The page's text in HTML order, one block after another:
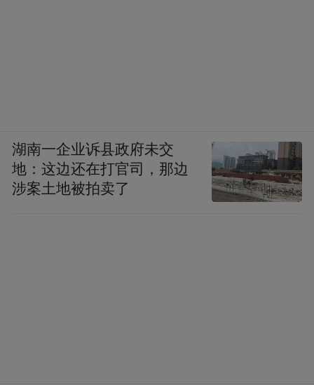
湖南一企业诉县政府未交
地：这边还在打官司，那边
涉案土地被拍卖了